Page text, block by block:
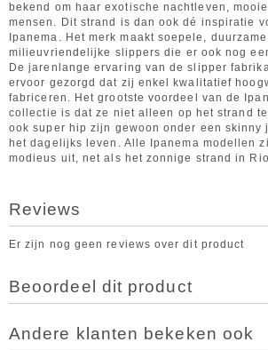
bekend om haar exotische nachtleven,
mensen. Dit strand is dan ook dé inspiratie
Ipanema. Het merk maakt soepele, duurzame
milieuvriendelijke slippers die er ook nog
De jarenlange ervaring van de slipper
ervoor gezorgd dat zij enkel kwalitatief
fabriceren. Het grootste voordeel van de
collectie is dat ze niet alleen op het strand
ook super hip zijn gewoon onder een skinny
het dagelijks leven. Alle Ipanema modellen
modieus uit, net als het zonnige strand in
Reviews
Er zijn nog geen reviews over dit product
Beoordeel dit product
Andere klanten bekeken ook